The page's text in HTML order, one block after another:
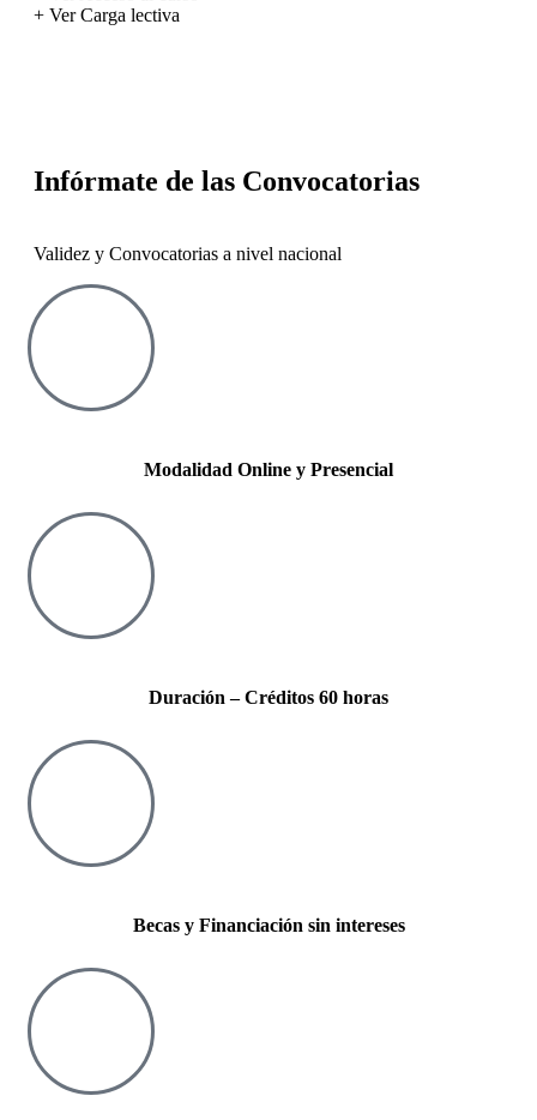
+ Ver Carga lectiva
Infórmate de las Convocatorias
Validez y Convocatorias a nivel nacional
Modalidad Online y Presencial
Duración – Créditos 60 horas
Becas y Financiación sin intereses